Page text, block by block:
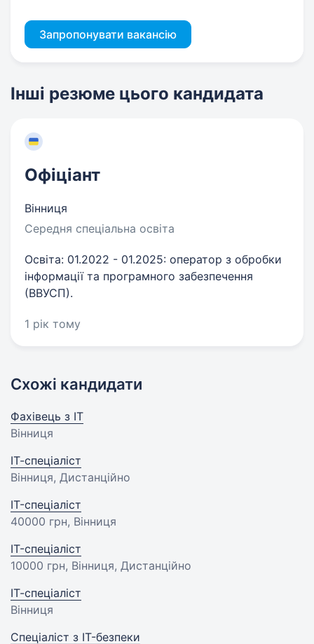
Запропонувати вакансію
Інші резюме цього кандидата
Офіціант
Вінниця
Середня спеціальна освіта
Освіта: 01.2022 - 01.2025: оператор з обробки
інформації та програмного забезпечення
(ВВУСП).
1 рік тому
Схожі кандидати
Фахівець з ІТ
Вінниця
ІТ-спеціаліст
Вінниця, Дистанційно
IT-спеціаліст
40000 грн, Вінниця
IT-спеціаліст
10000 грн, Вінниця, Дистанційно
ІТ-спеціаліст
Вінниця
Спеціаліст з IT-безпеки